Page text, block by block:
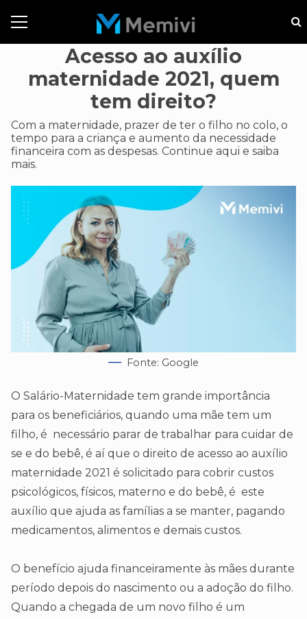
Acesso ao auxílio
maternidade 2021, quem
tem direito?
Com a maternidade, prazer de ter o filho no colo, o
tempo para a criança e aumento da necessidade
financeira com as despesas. Continue aqui e saiba
mais.
Fonte: Google
O Salário-Maternidade tem grande importância
para os beneficiários, quando uma mãe tem um
filho, é necessário parar de trabalhar para cuidar de
se e do bebê, é aí que o direito de acesso ao auxílio
maternidade 2021 é solicitado para cobrir custos
psicológicos, físicos, materno e do bebê, é este
auxílio que ajuda as famílias a se manter, pagando
medicamentos, alimentos e demais custos.
O benefício ajuda financeiramente às mães durante
período depois do nascimento ou a adoção do filho.
Quando a chegada de um novo filho é um